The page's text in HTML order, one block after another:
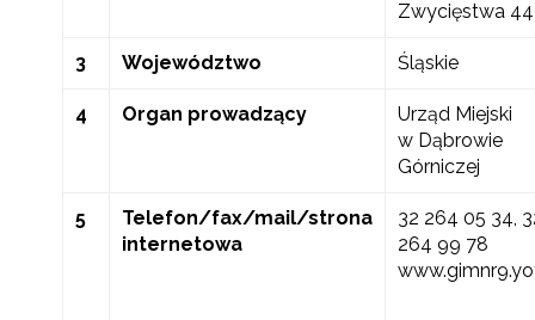
Zwycięstwa 44
3 Województwo Śląskie
4 Organ prowadzący
Urząd Miejski
w Dąbrowie
Górniczej
5
Telefon/fax/mail/strona
internetowa
32 264 05 34,
264 99 78